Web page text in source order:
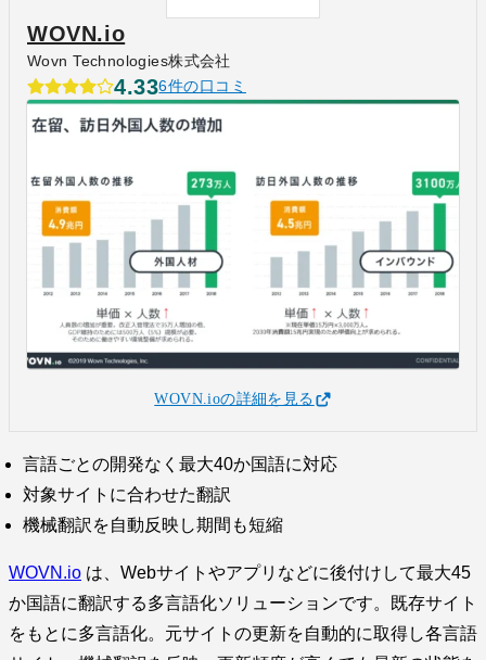
WOVN.io
Wovn Technologies株式会社
4.336件の口コミ
WOVN.ioの詳細を見る
言語ごとの開発なく最大40か国語に対応
対象サイトに合わせた翻訳
機械翻訳を自動反映し期間も短縮
WOVN.io は、Webサイトやアプリなどに後付けして最大45
か国語に翻訳する多言語化ソリューションです。既存サイト
をもとに多言語化。元サイトの更新を自動的に取得し各言語